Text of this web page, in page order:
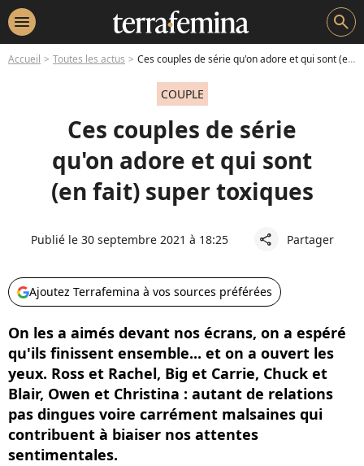
menu search
Accueil Toutes les actus Ces couples de série qu'on adore et qui sont (en fait) super toxiques
COUPLE
Ces couples de série
qu'on adore et qui sont
(en fait) super toxiques
Publié le 30 septembre 2021 à 18:25 share Partager
Ajoutez Terrafemina à vos sources préférées
On les a aimés devant nos écrans, on a espéré
qu'ils finissent ensemble... et on a ouvert les
yeux. Ross et Rachel, Big et Carrie, Chuck et
Blair, Owen et Christina : autant de relations
pas dingues voire carrément malsaines qui
contribuent à biaiser nos attentes
sentimentales.